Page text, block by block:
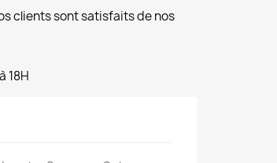
clients sont satisfaits de nos
18H